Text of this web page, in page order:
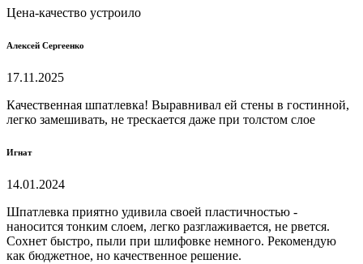
Цена-качество устроило
Алексей Сергеенко
17.11.2025
Качественная шпатлевка! Выравнивал ей стены в гостинной,
легко замешивать, не трескается даже при толстом слое
Игнат
14.01.2024
Шпатлевка приятно удивила своей пластичностью -
наносится тонким слоем, легко разглаживается, не рвется.
Сохнет быстро, пыли при шлифовке немного. Рекомендую
как бюджетное, но качественное решение.